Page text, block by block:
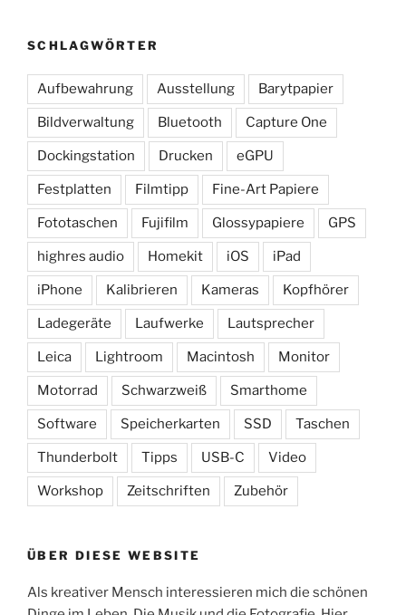
SCHLAGWÖRTER
Aufbewahrung Ausstellung Barytpapier
Bildverwaltung Bluetooth Capture One
Dockingstation Drucken eGPU
Festplatten Filmtipp Fine-Art Papiere
Fototaschen Fujifilm Glossypapiere GPS
highres audio Homekit iOS iPad
iPhone Kalibrieren Kameras Kopfhörer
Ladegeräte Laufwerke Lautsprecher
Leica Lightroom Macintosh Monitor
Motorrad Schwarzweiß Smarthome
Software Speicherkarten SSD Taschen
Thunderbolt Tipps USB-C Video
Workshop Zeitschriften Zubehör
ÜBER DIESE WEBSITE
Als kreativer Mensch interessieren mich die schönen